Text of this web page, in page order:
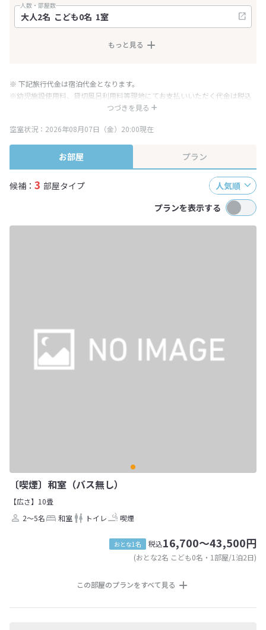
人数・部屋数
もっと見る
つづきを見る
※ 下記旅行代金は宿泊代金となります。
※幼児施設使用料、貸切風呂利用料等現地にてお支払いいただく代金は税込
み表記となりますが、消費税増税に伴い代金が一部変更となる場合がござい
※表示されている旅行代金・プラン内容は一定時間ごとに更新されます。最
終確認画面でご確認ください。
空室状況：2026年08月07日（金）20:00現在
お部屋 プラン
候補： 3 部屋タイプ
人気順
プランを表示する
〔喫煙〕和室（バス無し）
【広さ】10畳
2～5名
和室 トイレ 喫煙
おとな1名 税込16,700～43,500円
(おとな2名 こども0名・1部屋/1泊2日)
この部屋のプランをすべて見る